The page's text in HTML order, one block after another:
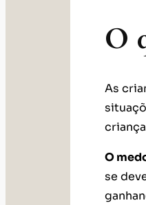
O
As
O
se